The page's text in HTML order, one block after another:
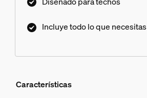
Incluye todo lo que necesitas
Características